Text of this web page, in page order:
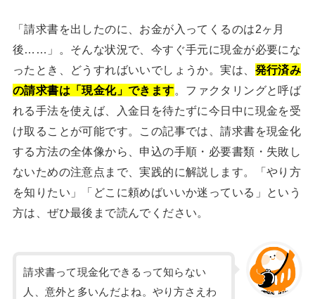
「請求書を出したのに、お金が入ってくるのは2ヶ月
後……」。そんな状況で、今すぐ手元に現金が必要にな
ったとき、どうすればいいでしょうか。実は、 発行済み
の請求書は「現金化」できます。ファクタリングと呼ば
れる手法を使えば、入金日を待たずに今日中に現金を受
け取ることが可能です。この記事では、請求書を現金化
する方法の全体像から、申込の手順・必要書類・失敗し
ないための注意点まで、実践的に解説します。「やり方
を知りたい」「どこに頼めばいいか迷っている」という
方は、ぜひ最後まで読んでください。
請求書って現金化できるって知らない
人、意外と多いんだよね。やり方さえわ